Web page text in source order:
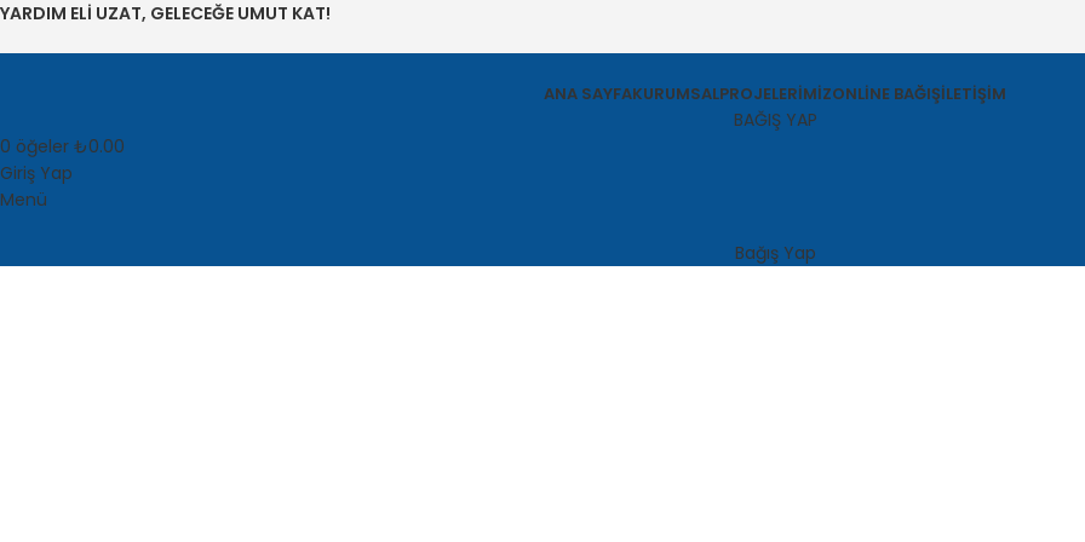
YARDIM ELİ UZAT, GELECEĞE UMUT KAT!
ANA SAYFAKURUMSALPROJELERIMIZONLINE BAĞIŞİLETIŞIM
BAĞIŞ YAP
0 öğeler ₺0.00
Giriş Yap
Menü
Bağış Yap